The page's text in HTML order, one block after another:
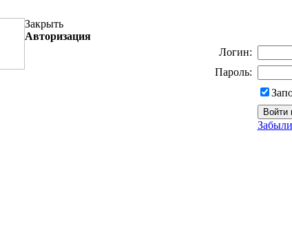
Закрыть
Авторизация
Логин:
Пароль: